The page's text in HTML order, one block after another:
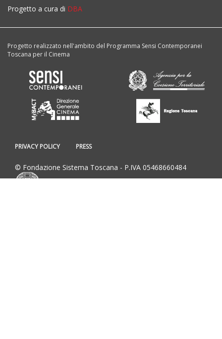
Progetto a cura di DBA
Progetto realizzato nell'ambito del Programma Sensi Contemporanei
Toscana per il Cinema
PRIVACY POLICY PRESS
© Fondazione Sistema Toscana - P.IVA 05468660484